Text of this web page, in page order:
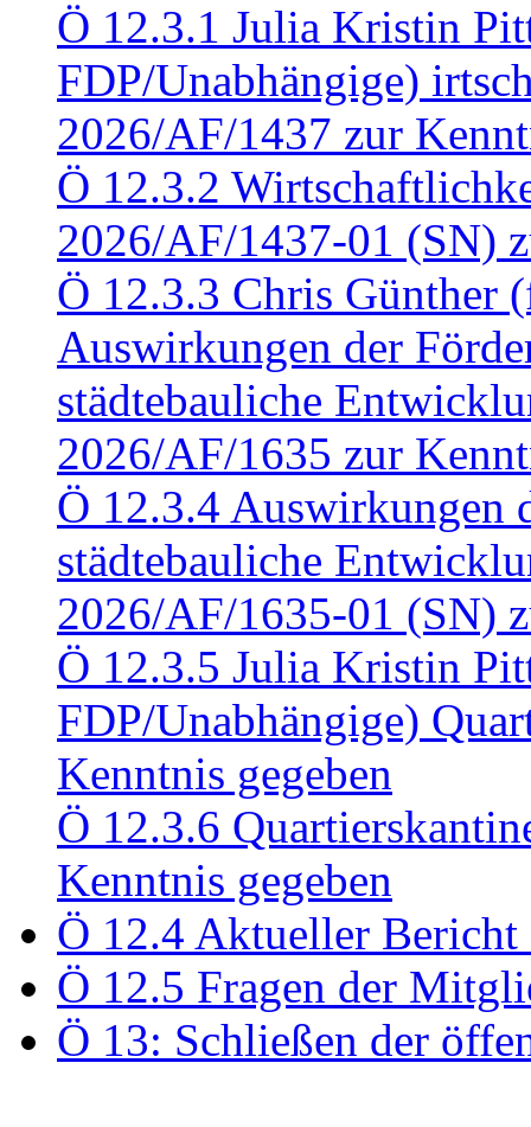
Ö 12.3.1 Julia Kristin
FDP/Unabhängige)
2026/AF/1437 zur
Ö 12.3.2
2026/AF/1437-01 (SN)
Ö 12.3.3 Chris Günther
Auswirkungen der
städtebauliche
2026/AF/1635 zur
Ö 12.3.4 Auswirkungen
städtebauliche
2026/AF/1635-01 (SN)
Ö 12.3.5 Julia Kristin
FDP/Unabhängige)
Kenntnis gegeben
Ö 12.3.6
Kenntnis gegeben
Ö 12.4 Aktueller Bericht
Ö 12.5 Fragen der
Ö 13: Schließen der